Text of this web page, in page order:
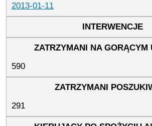
2013-01-11
590
291